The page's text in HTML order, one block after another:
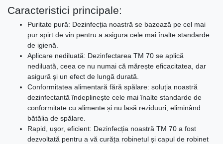
Caracteristici principale:
Puritate pură: Dezinfecția noastră se bazează pe cel mai
pur spirt de vin pentru a asigura cele mai înalte standarde
de igienă.
Aplicare nediluată: Dezinfectarea TM 70 se aplică
nediluată, ceea ce nu numai că mărește eficacitatea, dar
asigură și un efect de lungă durată.
Conformitatea alimentară fără spălare: soluția noastră
dezinfectantă îndeplinește cele mai înalte standarde de
conformitate cu alimente și nu lasă reziduuri, eliminând
bătălia de spălare.
Rapid, ușor, eficient: Dezinfecția noastră TM 70 a fost
dezvoltată pentru a vă curăța robinetul și capul de robinet